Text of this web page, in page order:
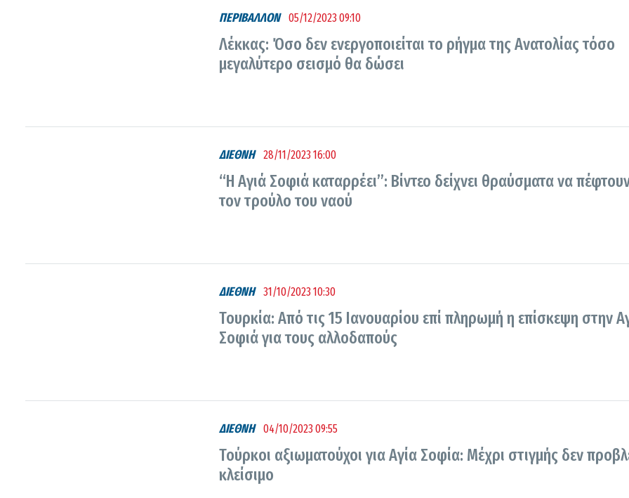
ΠΕΡΙΒΑΛΛΟΝ 05/12/2023 09:10
Λέκκας: Όσο δεν ενεργοποιείται το ρήγμα της Ανατολίας τόσο
μεγαλύτερο σεισμό θα δώσει
ΔΙΕΘΝΗ 28/11/2023 16:00
“Η Αγιά Σοφιά καταρρέει”: Βίντεο δείχνει θραύσματα να
τον τρούλο του ναού
ΔΙΕΘΝΗ 31/10/2023 10:30
Τουρκία: Από τις 15 Ιανουαρίου επί πληρωμή η επίσκεψη στην
Σοφιά για τους αλλοδαπούς
ΔΙΕΘΝΗ 04/10/2023 09:55
Τούρκοι αξιωματούχοι για Αγία Σοφία: Μέχρι στιγμής δεν
κλείσιμο